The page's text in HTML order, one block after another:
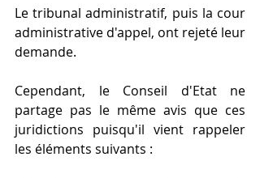
Le tribunal administratif, puis la cour
administrative d'appel, ont rejeté leur
demande.
Cependant, le Conseil d'Etat ne
partage pas le même avis que ces
juridictions puisqu'il vient rappeler
les éléments suivants :